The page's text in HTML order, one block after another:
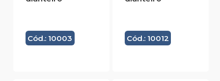
Cód.: 10003 Cód.: 10012